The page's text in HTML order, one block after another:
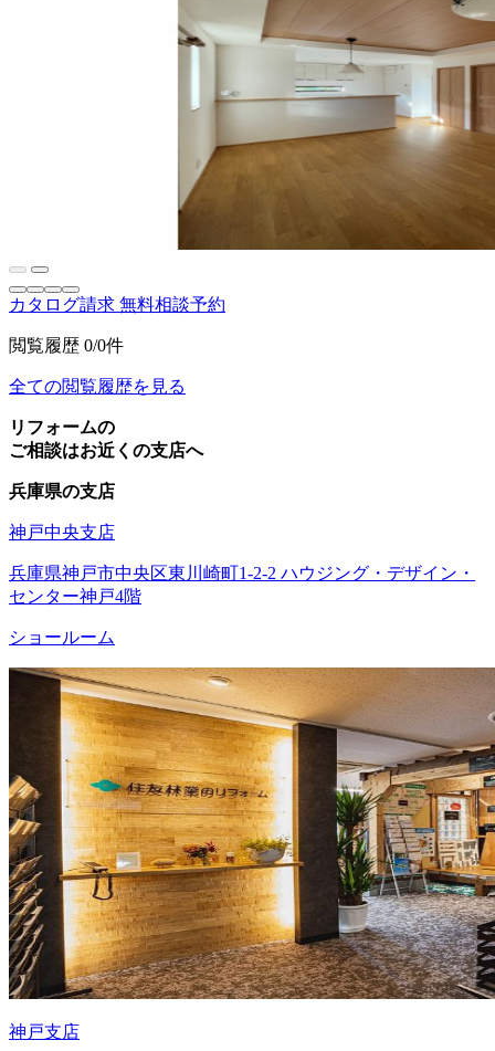
カタログ請求 無料相談予約
閲覧履歴 0/0件
全ての閲覧履歴を見る
リフォームの
ご相談はお近くの支店へ
兵庫県の支店
神戸中央支店
兵庫県神戸市中央区東川崎町1-2-2 ハウジング・デザイン・
センター神戸4階
ショールーム
神戸支店